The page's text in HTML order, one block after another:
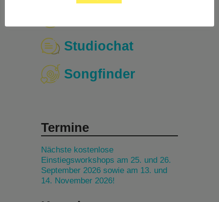
Studiochat
Songfinder
Termine
Nächste kostenlose
Einstiegsworkshops am 25. und 26.
September 2026 sowie am 13. und
14. November 2026!